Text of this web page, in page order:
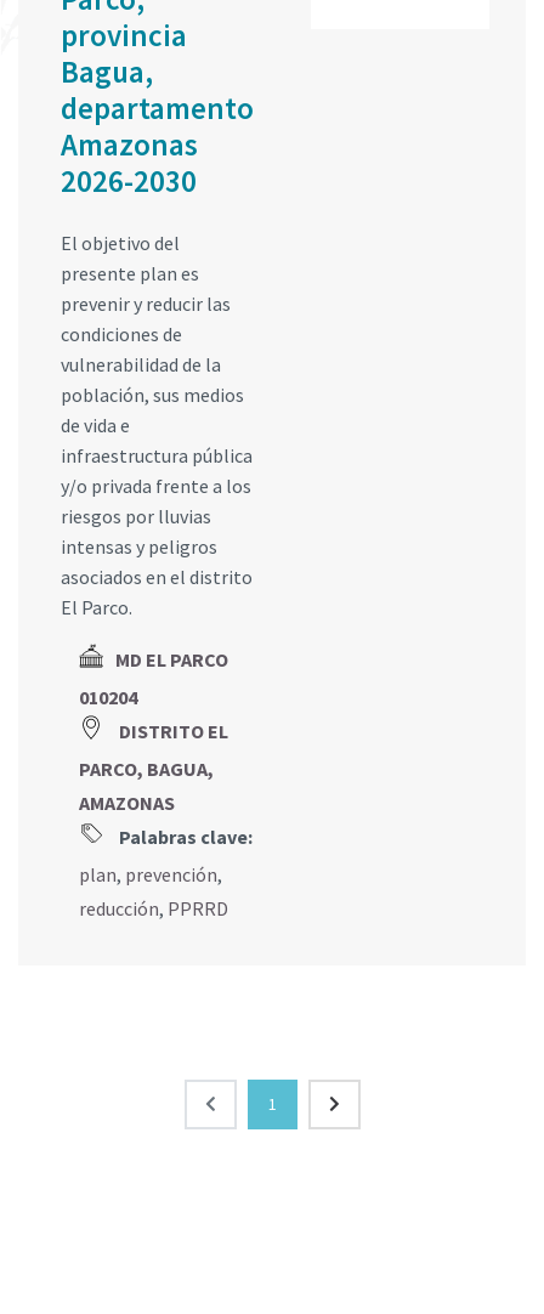
provincia
Bagua,
departamento
Amazonas
2026-2030
El objetivo del
presente plan es
prevenir y reducir las
condiciones de
vulnerabilidad de la
población, sus medios
de vida e
infraestructura pública
y/o privada frente a los
riesgos por lluvias
intensas y peligros
asociados en el distrito
El Parco.
MD EL PARCO
010204
DISTRITO EL
PARCO, BAGUA,
AMAZONAS
Palabras clave:
plan, prevención,
reducción, PPRRD
1